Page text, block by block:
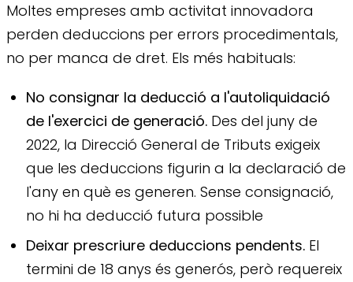
Moltes empreses amb activitat innovadora
perden deduccions per errors procedimentals,
no per manca de dret. Els més habituals:
No consignar la deducció a l'autoliquidació
de l'exercici de generació. Des del juny de
2022, la Direcció General de Tributs exigeix
que les deduccions figurin a la declaració de
l'any en què es generen. Sense consignació,
no hi ha deducció futura possible
Deixar prescriure deduccions pendents. El
termini de 18 anys és generós, però requereix